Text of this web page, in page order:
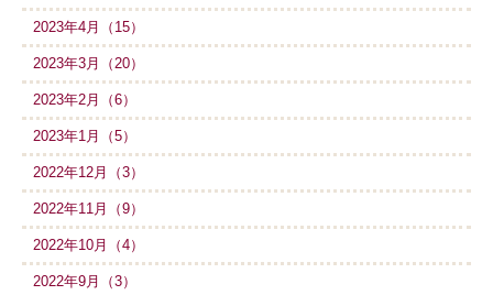
2023年4月（15）
2023年3月（20）
2023年2月（6）
2023年1月（5）
2022年12月（3）
2022年11月（9）
2022年10月（4）
2022年9月（3）